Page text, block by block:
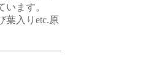
ます。
葉入りetc.原